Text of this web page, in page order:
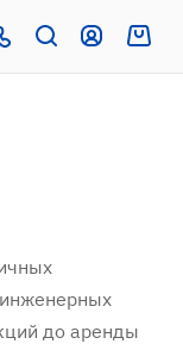
до аренды